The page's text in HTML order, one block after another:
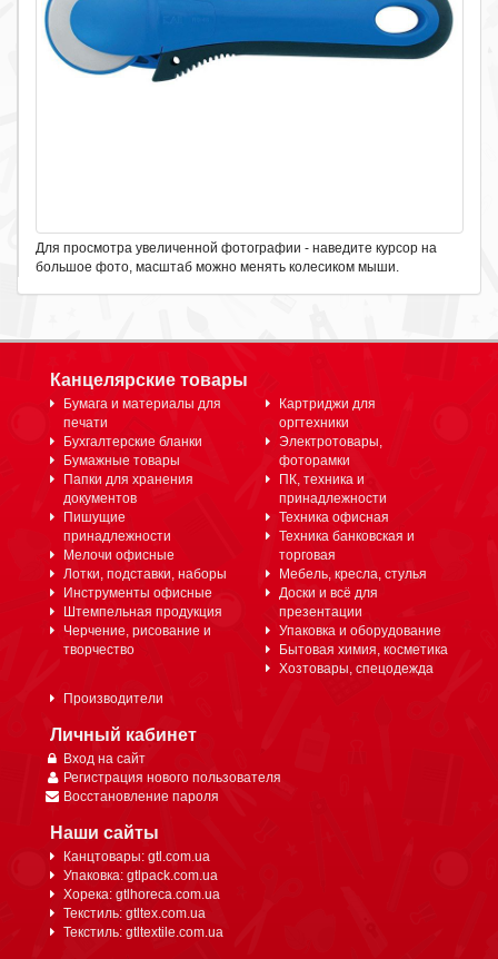
Для просмотра увеличенной фотографии - наведите курсор на
большое фото, масштаб можно менять колесиком мыши.
Канцелярские товары
Бумага и материалы для
печати
Бухгалтерские бланки
Бумажные товары
Папки для хранения
документов
Пишущие
принадлежности
Мелочи офисные
Лотки, подставки, наборы
Инструменты офисные
Штемпельная продукция
Черчение, рисование и
творчество
Картриджи для
оргтехники
Электротовары,
фоторамки
ПК, техника и
принадлежности
Техника офисная
Техника банковская и
торговая
Мебель, кресла, стулья
Доски и всё для
презентации
Упаковка и оборудование
Бытовая химия, косметика
Хозтовары, спецодежда
Производители
Личный кабинет
Вход на сайт
Регистрация нового пользователя
Восстановление пароля
Наши сайты
Канцтовары: gtl.com.ua
Упаковка: gtlpack.com.ua
Хорека: gtlhoreca.com.ua
Текстиль: gtltex.com.ua
Текстиль: gtltextile.com.ua